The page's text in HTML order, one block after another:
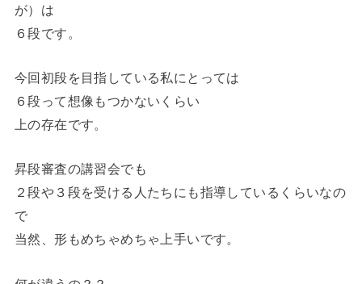
が）は
６段です。
今回初段を目指している私にとっては
６段って想像もつかないくらい
上の存在です。
昇段審査の講習会でも
２段や３段を受ける人たちにも指導しているくらいなの
で
当然、形もめちゃめちゃ上手いです。